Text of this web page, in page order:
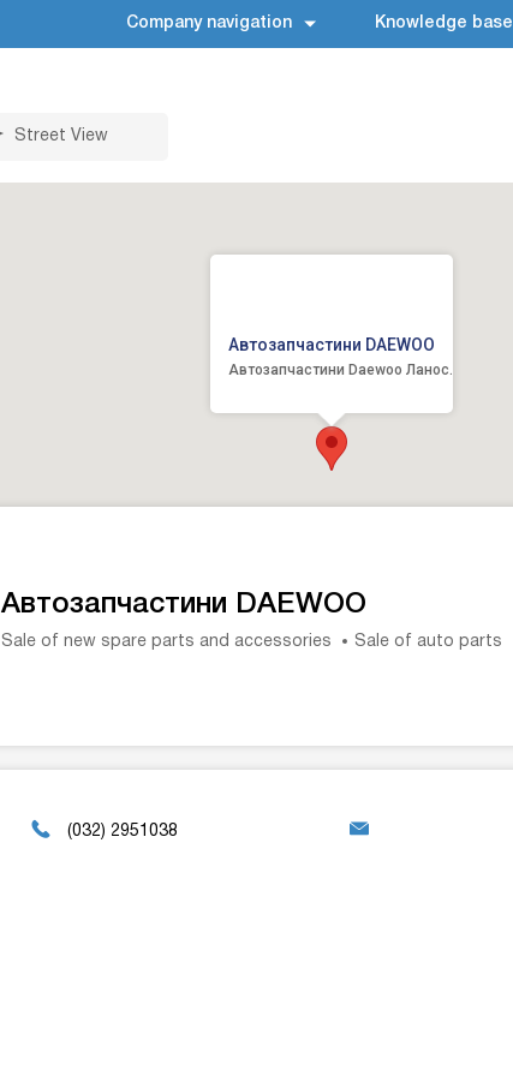
Company navigation Knowledge base
Street View
Автозапчастини DAEWOO
Автозапчастини Daewoo Ланос.
Автозапчастини DAEWOO
Sale of new spare parts and accessories Sale of auto parts
(032) 2951038